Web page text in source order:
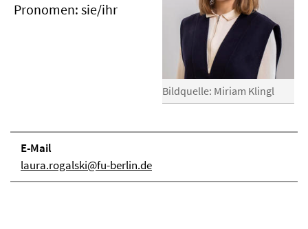
Bildquelle: Miriam Klingl
Pronomen: sie/ihr
E-Mail
laura.rogalski@fu-berlin.de